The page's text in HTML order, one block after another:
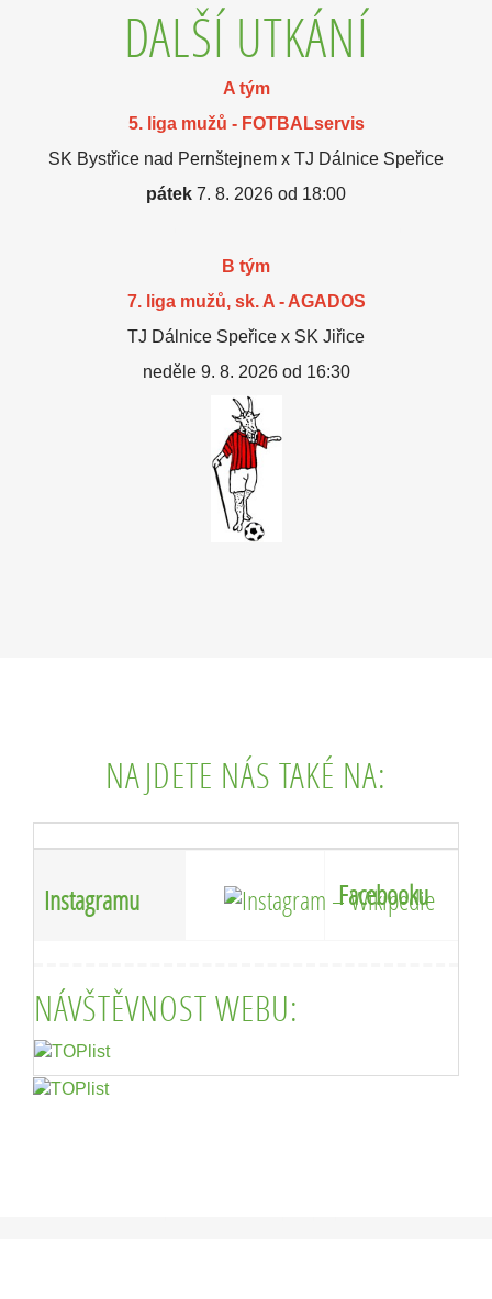
DALŠÍ UTKÁNÍ
A tým
5. liga mužů - FOTBALservis
SK Bystřice nad Pernštejnem x TJ Dálnice Speřice
pátek 7. 8. 2026 od 18:00
B tým
7. liga mužů, sk. A - AGADOS
TJ Dálnice Speřice x SK Jiřice
neděle 9. 8. 2026 od 16:30
NAJDETE NÁS TAKÉ NA:
Instagramu Facebooku
NÁVŠTĚVNOST WEBU: